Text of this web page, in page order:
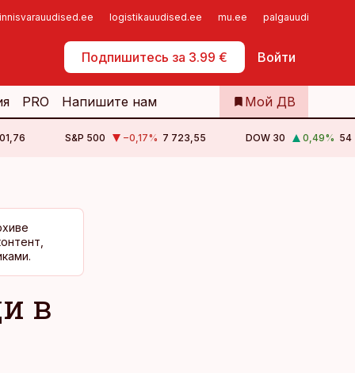
logistikauudised.ee mu.ee palgauudised.ee
Подпишитесь за 3.99 € Войти
Самообслуживание
PRO Напишите нам Мой ДВ
S&P 500 −0,17% 7 723,55 DOW 30 0,49% 54
в